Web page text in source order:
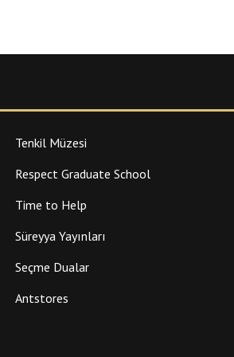
Tenkil Müzesi
Respect Graduate School
Time to Help
Süreyya Yayınları
Seçme Dualar
Antstores